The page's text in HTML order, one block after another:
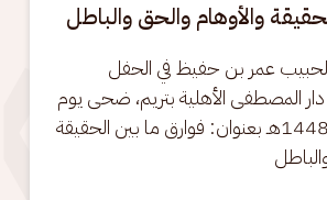
والأوهام والحق والباطل
عمر بن حفيظ في الحفل
المصطفى الأهلية بتريم، ضحى يوم
السبت 25 صفر 1448هـ بعنوان: فوارق ما بين الحقيقة